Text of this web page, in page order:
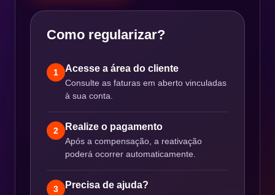
Como regularizar?
1 Acesse a área do cliente
Consulte as faturas em aberto vinculadas
à sua conta.
2 Realize o pagamento
Após a compensação, a reativação
poderá ocorrer automaticamente.
3 Precisa de ajuda?